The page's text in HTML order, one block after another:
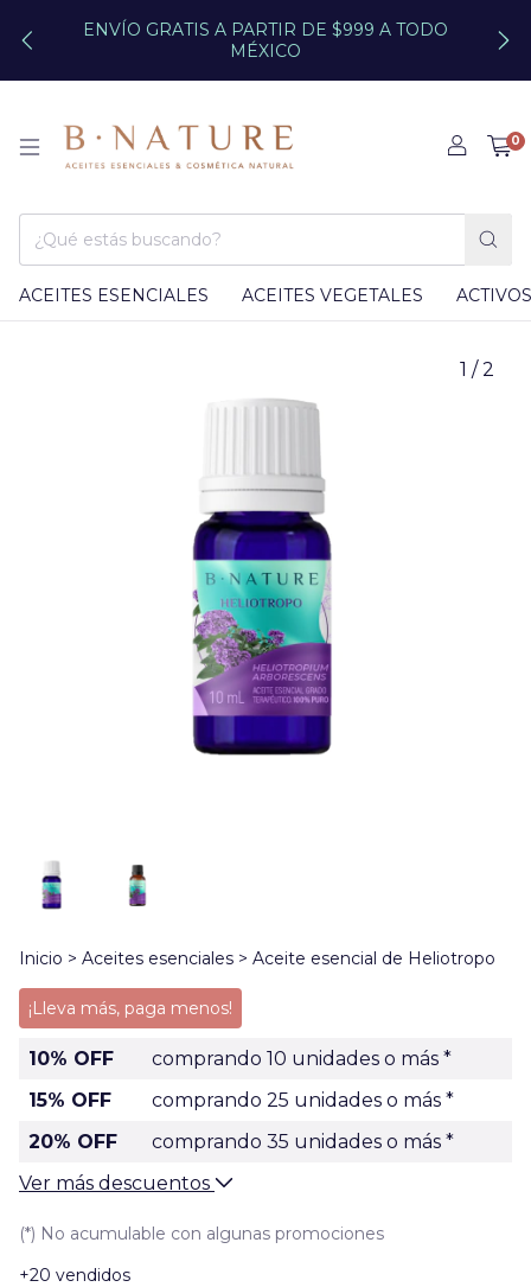
ENVÍO GRATIS A PARTIR DE $999 A TODO
MÉXICO
0
ACEITES ESENCIALES ACEITES VEGETALES
1 /2
Inicio > Aceites esenciales > Aceite esencial de Heliotropo
¡Lleva más, paga menos!
10% OFF
comprando 10 unidades o más *
15% OFF
comprando 25 unidades o más *
20% OFF
comprando 35 unidades o más *
Ver más descuentos
(*) No acumulable con algunas promociones
+20 vendidos